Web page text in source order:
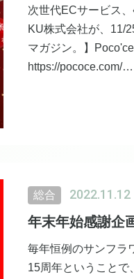
次世代ECサービス
KU株式会社が、11/
マガジン。】
https://pococe.com/
総合 2022.11.12
年末年始感謝企
毎年恒例のサンフラ
15周年ということで